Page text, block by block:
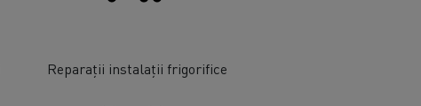
Reparații instalații frigorifice